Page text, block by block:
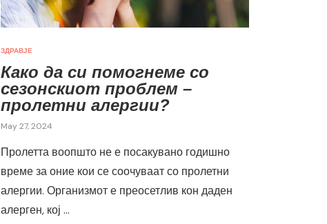
ЗДРАВЈЕ
Како да си помогнеме со
сезонскиот проблем –
пролетни алергии?
May 27, 2024
Пролетта воопшто не е посакувано годишно
време за оние кои се соочуваат со пролетни
алергии. Организмот е преосетлив кон даден
алерген, кој …